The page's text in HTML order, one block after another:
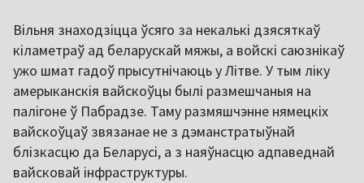
Вільня знаходзіцца ўсяго за некалькі дзясяткаў
кіламетраў ад беларускай мяжы, а войскі саюзнікаў
ужо шмат гадоў прысутнічаюць у Літве. У тым ліку
амерыканскія вайскоўцы былі размешчаныя на
палігоне ў Пабрадзе. Таму размяшчэнне нямецкіх
вайскоўцаў звязанае не з дэманстратыўнай
блізкасцю да Беларусі, а з наяўнасцю адпаведнай
вайсковай інфраструктуры.